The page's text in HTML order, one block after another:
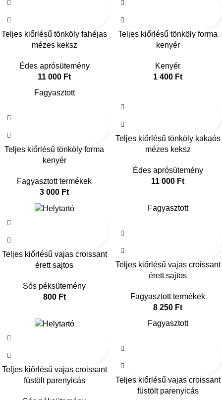
Teljes kiőrlésű tönköly fahéjas
mézes keksz
Édes aprósütemény
11 000 Ft
Teljes kiőrlésű tönköly forma
kenyér
Kenyér
1 400 Ft
Fagyasztott
Teljes kiőrlésű tönköly forma
kenyér
Fagyasztott termékek
3 000 Ft
Teljes kiőrlésű tönköly kakaós
mézes keksz
Édes aprósütemény
11 000 Ft
Teljes kiőrlésű vajas croissant
érett sajtos
Sós péksütemény
800 Ft
Fagyasztott
Teljes kiőrlésű vajas croissant
érett sajtos
Fagyasztott termékek
8 250 Ft
Teljes kiőrlésű vajas croissant
füstölt parenyicás
Fagyasztott
Teljes kiőrlésű vajas croissant
füstölt parenyicás